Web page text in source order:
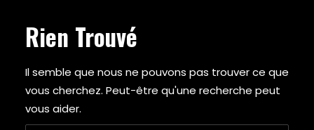
BEYONCE
BIG BOI
BIG DADDY KANE
BIG K.R.I.T.
BIG L
BIG PUN
Rien Trouvé
Il semble que nous ne pouvons pas trouver ce que
vous cherchez. Peut-être qu'une recherche peut
vous aider.